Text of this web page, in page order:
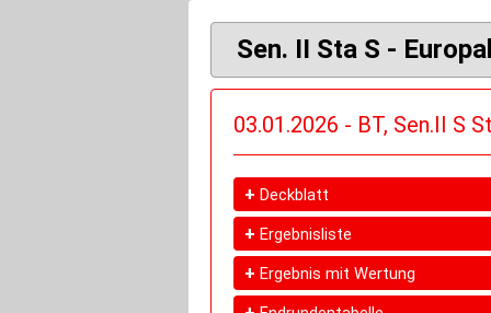
Sen. II Sta S -
03.01.2026 - BT, Sen.II S
+ Deckblatt
+ Ergebnisliste
+ Ergebnis mit Wertung